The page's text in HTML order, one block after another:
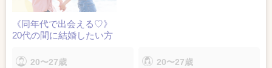
《同年代で出会える♡》
20代の間に結婚したい方
20〜27歳 20〜27歳